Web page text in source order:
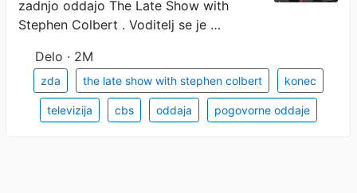
zadnjo oddajo The Late Show with
Stephen Colbert . Voditelj se je …
Delo · 2M
zda the late show with stephen colbert konec
televizija cbs oddaja pogovorne oddaje